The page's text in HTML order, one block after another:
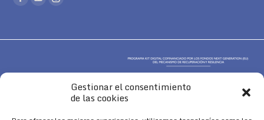
Gestionar el consentimiento
de las cookies
Facebook
YouTubeInstagram
window